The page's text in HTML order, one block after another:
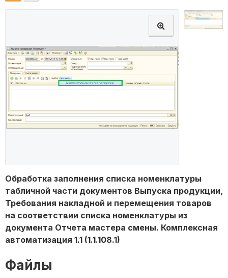
Обработка заполнения списка номенклатуры
табличной части документов Выпуска продукции,
Требования накладной и перемещения товаров
на соответствии списка номенклатуры из
документа Отчета мастера смены. Комплексная
автоматизация 1.1 (1.1.108.1)
Файлы